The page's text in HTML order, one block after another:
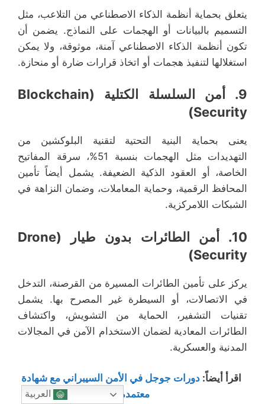
يتعلق بحماية أنظمة الذكاء الاصطناعي من التلاعب، مثل
التسميم بالبيانات أو الهجمات على النماذج. يضمن أن
تكون أنظمة الذكاء الاصطناعي آمنة، موثوقة، ولا يمكن
استغلالها لتنفيذ هجمات أو اتخاذ قرارات ضارة أو منحازة.
9. أمن السلسلة الكتلية (Blockchain
Security)
يعنى بحماية البنية التحتية لتقنية البلوكشين من
التهديدات مثل الهجمات بنسبة 51%، سرقة المفاتيح
الخاصة، أو العقود الذكية الضعيفة. يشمل أيضاً تأمين
المحافظ الرقمية، وحماية المعاملات، وضمان النزاهة في
الشبكات اللامركزية.
10. أمن الطائرات بدون طيار (Drone
Security)
يركز على تأمين الطائرات المسيرة من القرصنة، التدخل
في الاتصالات، أو السيطرة غير المصرح بها. يشمل
تقنيات التشفير، الحماية من التشويش، واكتشاف
الطائرات المعادية لضمان الاستخدام الآمن في المجالات
المدنية والعسكرية.
اقرأ أيضاً:دورات جوجل في الأمن السيبراني مع شهادة
معتمدة
العربية